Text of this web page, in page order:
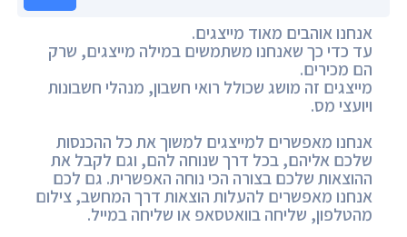
אנחנו אוהבים מאוד מייצגים.
עד כדי כך שאנחנו משתמשים במילה מייצגים, שרק
הם מכירים.
מייצגים זה מושג שכולל רואי חשבון, מנהלי חשבונות
ויועצי מס.
אנחנו מאפשרים למייצגים למשוך את כל ההכנסות
שלכם אליהם, בכל דרך שנוחה להם, וגם לקבל את
ההוצאות שלכם בצורה הכי נוחה האפשרית. גם לכם
אנחנו מאפשרים להעלות הוצאות דרך המחשב, צילום
מהטלפון, שליחה בוואטסאפ או שליחה במייל.